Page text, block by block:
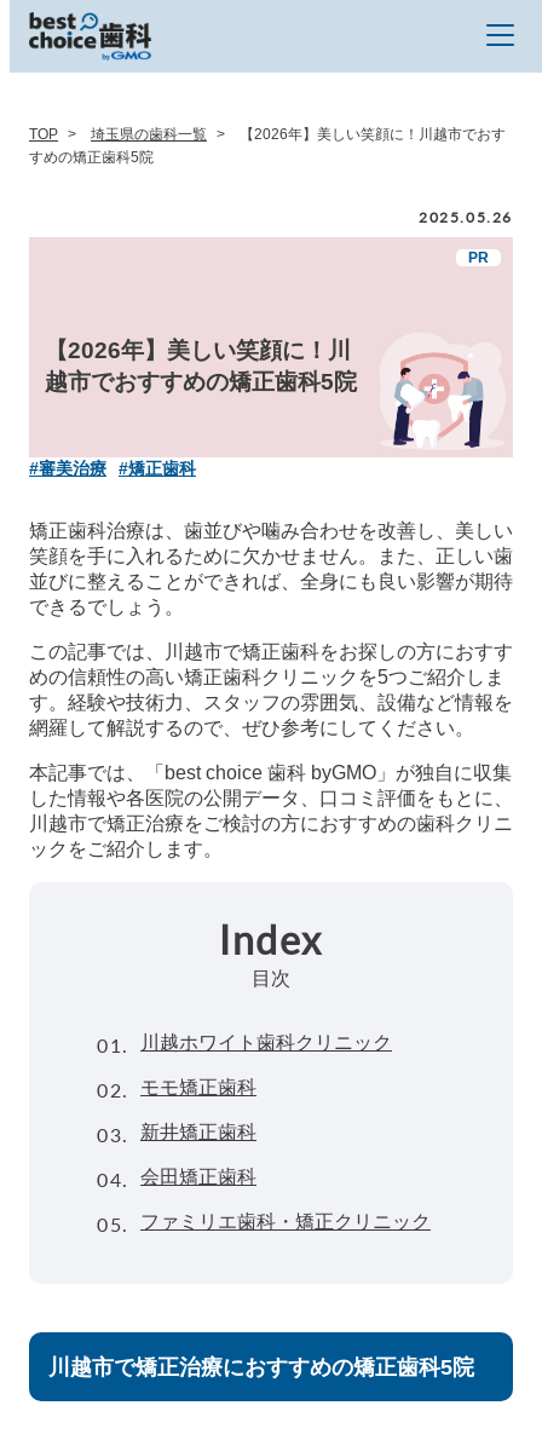
TOP 埼玉県の歯科一覧
【2026年】美しい笑顔に！川越市でおす
すめの矯正歯科5院
2025.05.26
【2026年】美しい笑顔に！川
越市でおすすめの矯正歯科5院
#審美治療 #矯正歯科
矯正歯科治療は、歯並びや噛み合わせを改善し、美しい
笑顔を手に入れるために欠かせません。また、正しい歯
並びに整えることができれば、全身にも良い影響が期待
できるでしょう。
この記事では、川越市で矯正歯科をお探しの方におすす
めの信頼性の高い矯正歯科クリニックを5つご紹介しま
す。経験や技術力、スタッフの雰囲気、設備など情報を
網羅して解説するので、ぜひ参考にしてください。
本記事では、「best choice 歯科 byGMO」が独自に収集
した情報や各医院の公開データ、口コミ評価をもとに、
川越市で矯正治療をご検討の方におすすめの歯科クリニ
ックをご紹介します。
Index
目次
01. 川越ホワイト歯科クリニック
02. モモ矯正歯科
03. 新井矯正歯科
04. 会田矯正歯科
05. ファミリエ歯科・矯正クリニック
川越市で矯正治療におすすめの矯正歯科5院